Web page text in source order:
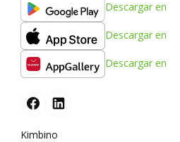
Descargar en
Descargar en
Descargar en
Kimbino